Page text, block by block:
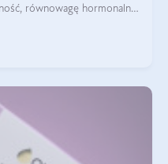
równowagę hormonalną